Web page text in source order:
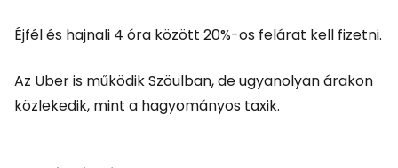
Éjfél és hajnali 4 óra között 20%-os felárat kell fizetni.
Az Uber is működik Szöulban, de ugyanolyan árakon
közlekedik, mint a hagyományos taxik.